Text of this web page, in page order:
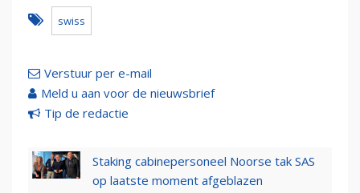
swiss
Verstuur per e-mail
Meld u aan voor de nieuwsbrief
Tip de redactie
Staking cabinepersoneel Noorse tak SAS
op laatste moment afgeblazen